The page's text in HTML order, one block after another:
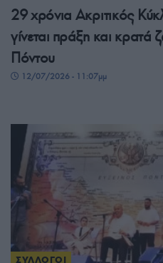
29 χρόνια Ακριτικός
γίνεται πράξη και κρατά
Πόντου
12/07/2026 - 11:07μμ
ΣΥΛΛΟΓΟΙ